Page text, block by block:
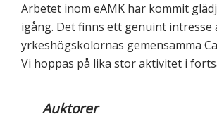
Arbetet inom eAMK har kommit
igång. Det finns ett genuint intresse
yrkeshögskolornas gemensamma
Vi hoppas på lika stor aktivitet i
Auktorer